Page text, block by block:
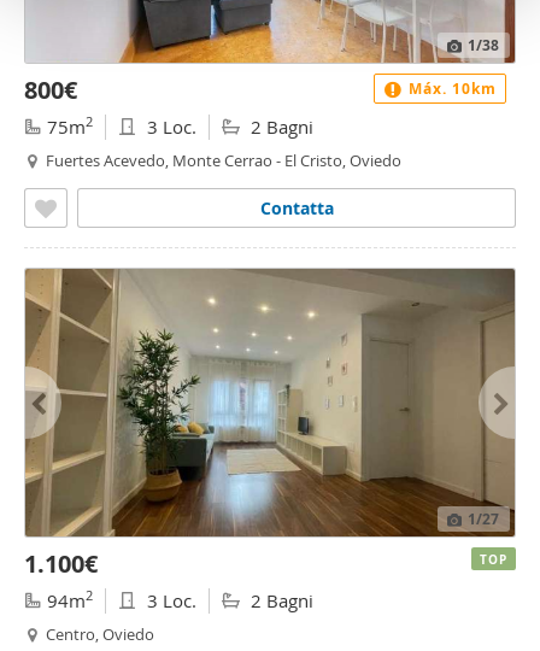
1/38
800€
75m2 3 Loc. 2 Bagni
Fuertes Acevedo, Monte Cerrao - El Cristo, Oviedo
Contatta
Máx. 10km
1/27
1.100€
94m2 3 Loc. 2 Bagni
Centro, Oviedo
TOP